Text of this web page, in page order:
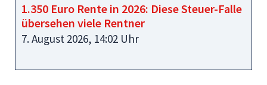
1.350 Euro Rente in 2026: Diese Steuer-Falle
übersehen viele Rentner
7. August 2026, 14:02 Uhr